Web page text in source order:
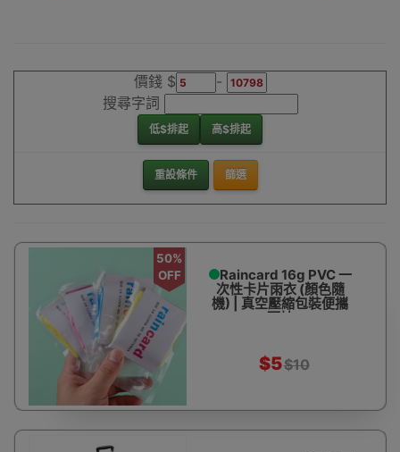
價錢 $
-
搜尋字詞
低$排起 高$排起
重設條件 篩選
50%
OFF
Raincard 16g PVC 一
次性卡片雨衣 (顏色隨
機) | 真空壓縮包裝便攜
雨披
$5$10